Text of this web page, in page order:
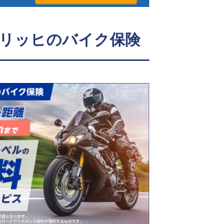
ッヒのバイク保険